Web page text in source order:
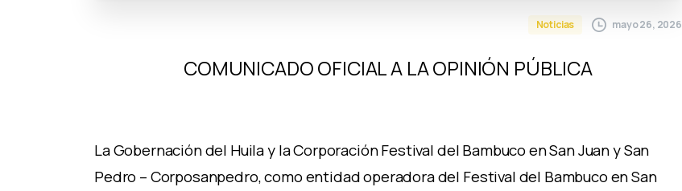
Noticias mayo 26, 2026
COMUNICADO OFICIAL A LA OPINIÓN PÚBLICA
La Gobernación del Huila y la Corporación Festival del Bambuco en San Juan y San
Pedro – Corposanpedro, como entidad operadora del Festival del Bambuco en San